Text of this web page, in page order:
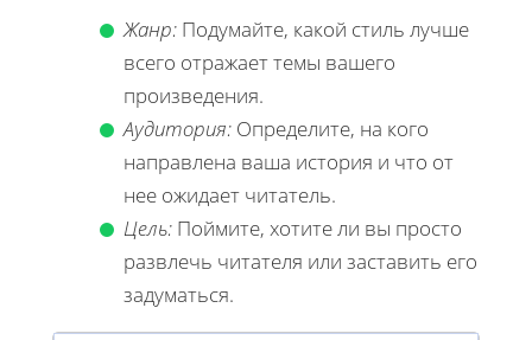
Жанр: Подумайте, какой стиль лучше
всего отражает темы вашего
произведения.
Аудитория: Определите, на кого
направлена ваша история и что от
нее ожидает читатель.
Цель: Поймите, хотите ли вы просто
развлечь читателя или заставить его
задуматься.